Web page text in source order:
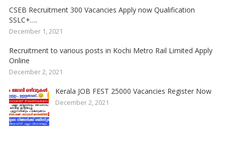
CSEB Recruitment 300 Vacancies Apply now Qualification
SSLC+….
December 1, 2021
Recruitment to various posts in Kochi Metro Rail Limited Apply
Online
December 2, 2021
Kerala JOB FEST 25000 Vacancies Register Now
December 2, 2021